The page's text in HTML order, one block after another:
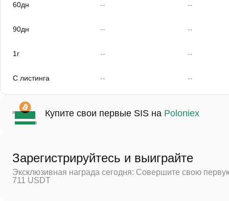
60дн -- --
90дн -- --
1г -- --
С листинга -- --
Купите свои первые SIS на Poloniex
Зарегистрируйтесь и выиграйте
Эксклюзивная награда сегодня: Совершите свою
711 USDT